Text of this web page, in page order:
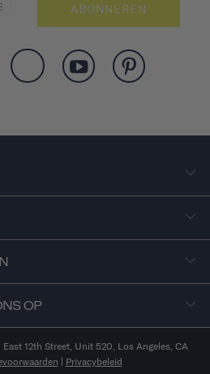
ABONNEREN
OP
12th Street, Unit 520, Los Angeles, CA
| Privacybeleid